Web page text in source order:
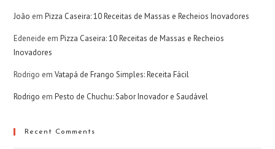
João emPizza Caseira: 10 Receitas de Massas e Recheios Inovadores
Edeneide emPizza Caseira: 10 Receitas de Massas e Recheios
Inovadores
Rodrigo emVatapá de Frango Simples: Receita Fácil
Rodrigo emPesto de Chuchu: Sabor Inovador e Saudável
Recent Comments